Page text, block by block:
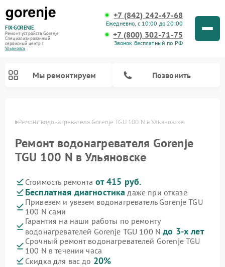
FIX-GORENJE
Ремонт устройств Gorenje
Специализированный
cервисный центр г.
Ульяновск
+7 (842) 242-47-68
Ежедневно, с 10:00 до 20:00
+7 (800) 302-71-75
Звонок бесплатный по РФ
Мы ремонтируем Позвонить
Ремонт водонагревателя Gorenje TGU 100 N в Ульяновске
Ремонт водонагревателя Gorenje
TGU 100 N в Ульяновске
Стоимость ремонта от 415 руб.
Бесплатная диагностика даже при отказе
Привезем и увезем водонагреватель Gorenje TGU
100 N сами
Гарантия на наши работы по ремонту
водонагревателей Gorenje TGU 100 Nдо 3-х лет
Срочный ремонт водонагревателей Gorenje TGU
100 N в течении часа
Скидка для вас до 20%